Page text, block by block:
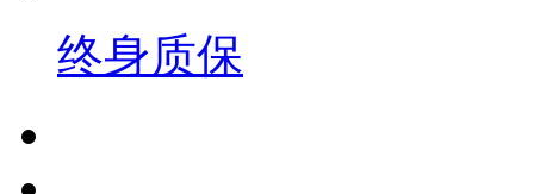
终身质保